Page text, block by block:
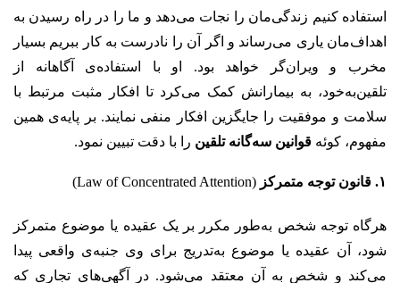
استفاده کنیم زندگی‌مان را نجات می‌دهد و ما را در راه رسیدن به
اهداف‌مان یاری می‌رساند و اگر آن را نادرست به کار ببریم بسیار
مخرب و ویران‌گر خواهد بود. او با استفاده‌ی آگاهانه از
تلقین‌به‌خود، به بیمارانش کمک می‌کرد تا افکار مثبت مرتبط با
سلامت و موفقیت را جایگزین افکار منفی نمایند. بر پایه‌ی همین
مفهوم، کوئه قوانین سه‌گانه‌ تلقین را با دقت تبیین نمود.
۱. قانون توجه متمرکز (Law of Concentrated Attention)
هرگاه توجه شخص به‌طور مکرر بر یک عقیده یا موضوع متمرکز
شود، آن عقیده یا موضوع به‌تدریج برای وی جنبه‌ی واقعی پیدا
می‌کند و شخص به آن معتقد می‌شود. در آگهی‌های تجاری که